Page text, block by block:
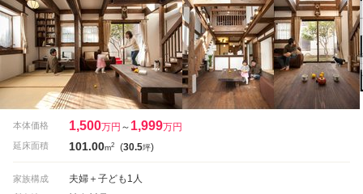
本体価格 1,500万円 ～ 1,999万円
延床面積 101.00m2 (30.5坪)
家族構成 夫婦＋子ども1人